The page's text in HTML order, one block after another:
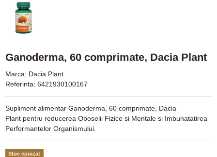
Ganoderma, 60 comprimate, Dacia Plant
Marca: Dacia Plant
Referinta: 6421930100167
Supliment alimentar Ganoderma, 60 comprimate, Dacia
Plant pentru reducerea Oboselii Fizice si Mentale si Imbunatatirea
Performantelor Organismului.
Stoc epuizat